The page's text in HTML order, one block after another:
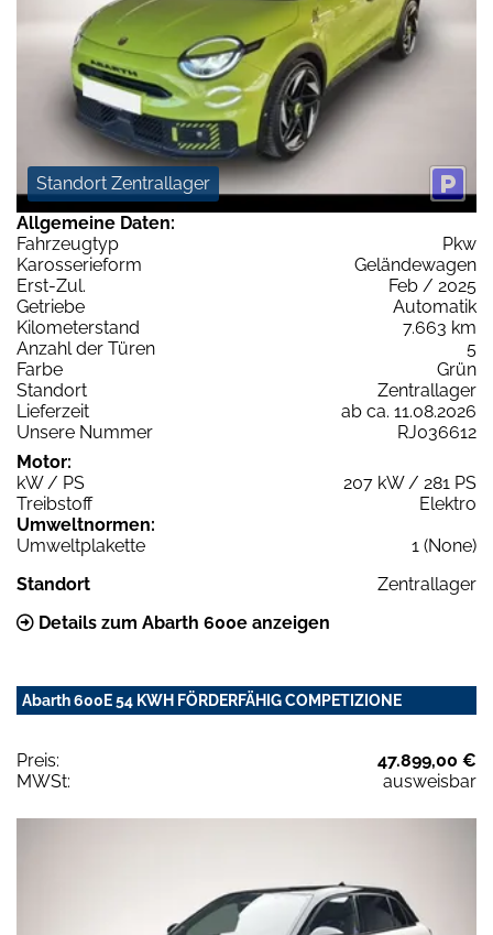
Standort Zentrallager
Allgemeine Daten:
Fahrzeugtyp
Pkw
Karosserieform
Geländewagen
Erst-Zul.
Feb / 2025
Getriebe
Automatik
Kilometerstand
7.663 km
Anzahl der Türen
5
Farbe
Grün
Standort
Zentrallager
Lieferzeit
ab ca. 11.08.2026
Unsere Nummer
RJ036612
Motor:
kW / PS
207 kW / 281 PS
Treibstoff
Elektro
Umweltnormen:
Umweltplakette
1 (None)
Standort
Zentrallager
Details zum Abarth 600e anzeigen
Abarth 600E 54 KWH FÖRDERFÄHIG COMPETIZIONE
Preis:
47.899,00 €
MWSt:
ausweisbar